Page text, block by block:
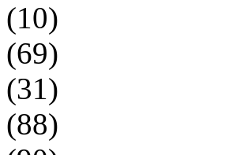
(10)
(69)
(31)
(88)